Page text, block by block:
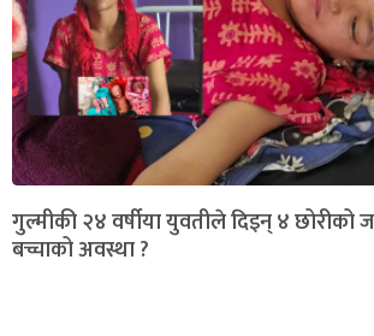
गुल्मीकी २४ वर्षीया युवतीले दिइन् ४
बच्चाको अवस्था ?